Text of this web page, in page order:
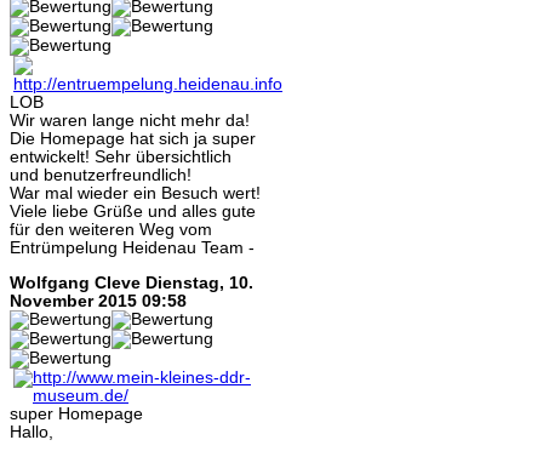
LOB
Wir waren lange nicht mehr da!
Die Homepage hat sich ja super
entwickelt! Sehr übersichtlich
und benutzerfreundlich!
War mal wieder ein Besuch wert!
Viele liebe Grüße und alles gute
für den weiteren Weg vom
Entrümpelung Heidenau Team -
Wolfgang Cleve Dienstag, 10.
November 2015 09:58
super Homepage
Hallo,